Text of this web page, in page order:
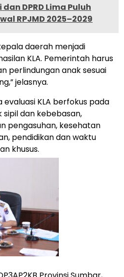
DPRD Lima Puluh
RPJMD 2025–2029
daerah menjadi
KLA. Pemerintah harus
perlindungan anak sesuai
jelasnya.
KLA berfokus pada
dan kebebasan,
pengasuhan, kesehatan
pendidikan dan waktu
khusus.